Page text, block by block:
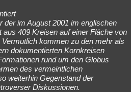
der im August 2001 im englischen
aus 409 Kreisen auf einer Fläche von
kommen zu den mehr als
dokumentierten Kornkreisen
rund um den Globus
des vermeintlichen
weiterhin Gegenstand der
Diskussionen.